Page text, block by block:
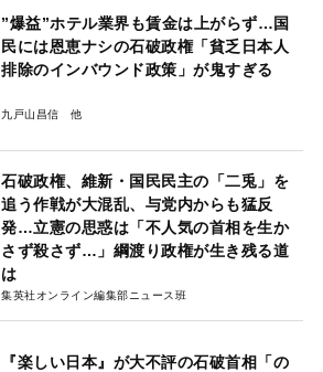
”爆益”ホテル業界も賃金は上がらず…国
民には恩恵ナシの石破政権「貧乏日本人
排除のインバウンド政策」が鬼すぎる
九戸山昌信
石破政権、維新・国民民主の「二兎」を
追う作戦が大混乱、与党内からも猛反
発…立憲の思惑は「不人気の首相を生か
さず殺さず…」綱渡り政権が生き残る道
は
集英社オンライン編集部ニュース班
『楽しい日本』が大不評の石破首相「の